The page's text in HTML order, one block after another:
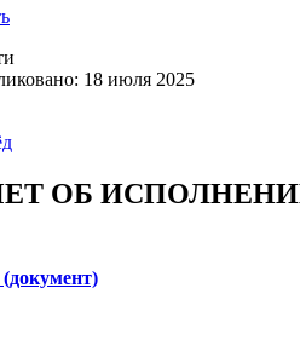
18 июля 2025
ОБ